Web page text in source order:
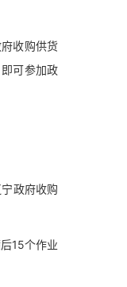
收购供货
可参加政
政府收购
15个作业